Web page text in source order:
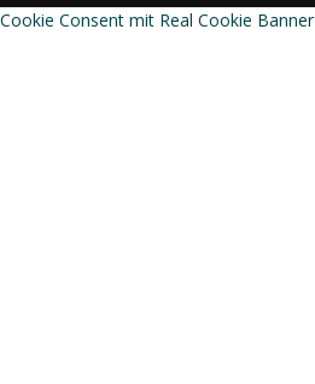
Cookie Consent mit Real Cookie Banner